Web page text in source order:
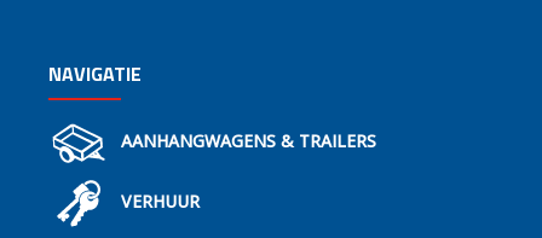
NAVIGATIE
AANHANGWAGENS & TRAILERS
VERHUUR